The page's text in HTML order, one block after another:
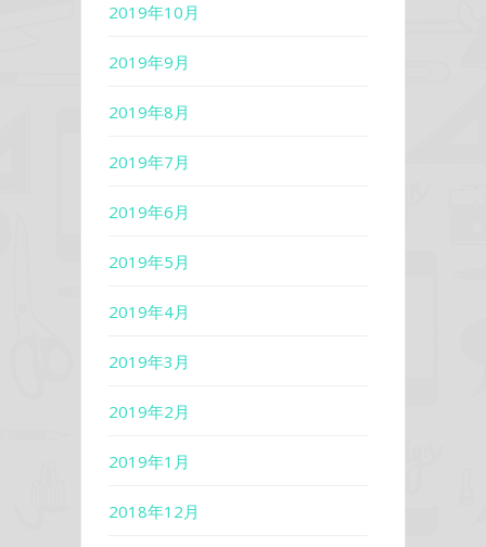
2019年10月
2019年9月
2019年8月
2019年7月
2019年6月
2019年5月
2019年4月
2019年3月
2019年2月
2019年1月
2018年12月